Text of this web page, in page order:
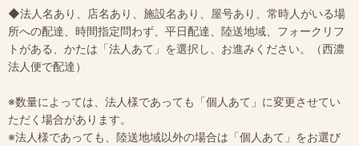
◆法人名あり、店名あり、施設名あり、屋号あり、常時人がいる場
所への配達、時間指定問わず、平日配達、陸送地域、フォークリフ
トがある、かたは「法人あて」を選択し、お進みください。（西濃
法人便で配達）
※数量によっては、法人様であっても「個人あて」に変更させてい
ただく場合があります。
※法人様であっても、陸送地域以外の場合は「個人あて」をお選び